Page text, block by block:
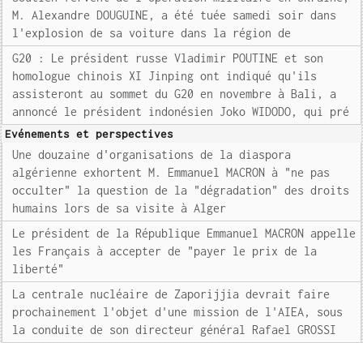
M. Alexandre DOUGUINE, a été tuée samedi soir dans
l'explosion de sa voiture dans la région de
G20 : Le président russe Vladimir POUTINE et son
homologue chinois XI Jinping ont indiqué qu'ils
assisteront au sommet du G20 en novembre à Bali, a
annoncé le président indonésien Joko WIDODO, qui pré
Evénements et perspectives
Une douzaine d'organisations de la diaspora
algérienne exhortent M. Emmanuel MACRON à "ne pas
occulter" la question de la "dégradation" des droits
humains lors de sa visite à Alger
Le président de la République Emmanuel MACRON appelle
les Français à accepter de "payer le prix de la
liberté"
La centrale nucléaire de Zaporijjia devrait faire
prochainement l'objet d'une mission de l'AIEA, sous
la conduite de son directeur général Rafael GROSSI